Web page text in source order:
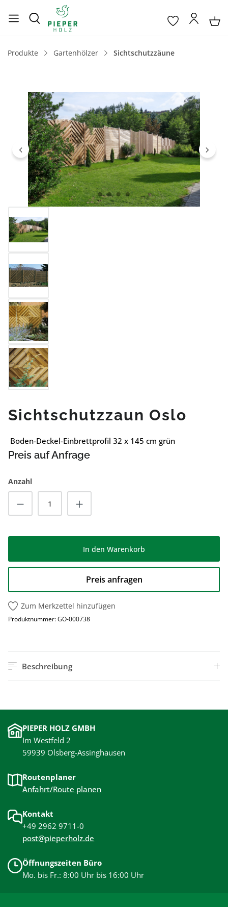
Produkte Gartenhölzer Sichtschutzzäune
Bildergalerie überspringen
Sichtschutzzaun Oslo
Boden-Deckel-Einbrettprofil 32 x 145 cm grün
Preis auf Anfrage
Anzahl
Produkt Anzahl: Gib den gewünschten
In den Warenkorb
Preis anfragen
Zum Merkzettel hinzufügen
Produktnummer:GO-000738
Beschreibung
PIEPER HOLZ GMBH
Im Westfeld 2
59939 Olsberg-Assinghausen
Routenplaner
Anfahrt/Route planen
Kontakt
+49 2962 9711-0
post@pieperholz.de
Öffnungszeiten Büro
Mo. bis Fr.: 8:00 Uhr bis 16:00 Uhr